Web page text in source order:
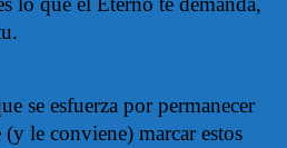
se esfuerza por permanecer
le conviene) marcar estos